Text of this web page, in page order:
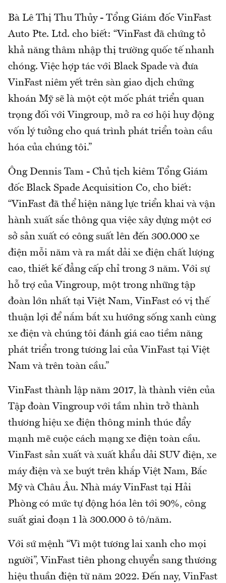
Bà Lê Thị Thu Thủy - Tổng Giám đốc VinFast
Auto Pte. Ltd. cho biết: “VinFast đã chứng tỏ
khả năng thâm nhập thị trường quốc tế nhanh
chóng. Việc hợp tác với Black Spade và đưa
VinFast niêm yết trên sàn giao dịch chứng
khoán Mỹ sẽ là một cột mốc phát triển quan
trọng đối với Vingroup, mở ra cơ hội huy động
vốn lý tưởng cho quá trình phát triển toàn cầu
hóa của chúng tôi.”
Ông Dennis Tam - Chủ tịch kiêm Tổng Giám
đốc Black Spade Acquisition Co, cho biết:
“VinFast đã thể hiện năng lực triển khai và vận
hành xuất sắc thông qua việc xây dựng một cơ
sở sản xuất có công suất lên đến 300.000 xe
điện mỗi năm và ra mắt dải xe điện chất lượng
cao, thiết kế đẳng cấp chỉ trong 3 năm. Với sự
hỗ trợ của Vingroup, một trong những tập
đoàn lớn nhất tại Việt Nam, VinFast có vị thế
thuận lợi để nắm bắt xu hướng sống xanh cùng
xe điện và chúng tôi đánh giá cao tiềm năng
phát triển trong tương lai của VinFast tại Việt
Nam và trên toàn cầu.”
VinFast thành lập năm 2017, là thành viên của
Tập đoàn Vingroup với tầm nhìn trở thành
thương hiệu xe điện thông minh thúc đẩy
mạnh mẽ cuộc cách mạng xe điện toàn cầu.
VinFast sản xuất và xuất khẩu dải SUV điện, xe
máy điện và xe buýt trên khắp Việt Nam, Bắc
Mỹ và Châu Âu. Nhà máy VinFast tại Hải
Phòng có mức tự động hóa lên tới 90%, công
suất giai đoạn 1 là 300.000 ô tô/năm.
Với sứ mệnh “Vì một tương lai xanh cho mọi
người”, VinFast tiên phong chuyển sang thương
hiệu thuần điện từ năm 2022. Đến nay, VinFast